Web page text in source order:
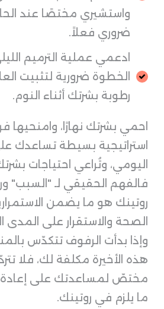
واستشيري مختصًا عند
ضروري فعلاً.
ادعمي عملية الترميم
الخطوة ضرورية لتثبيت
رطوبة بشرتك أثناء النوم.
احمي بشرتك نهارًا، وامنحيها
استراتيجية بسيطة تساعدك على
اليومي، وتُراعي احتياجات
فالفهم الحقيقي لـ "السبب"
روتينك هو ما يضمن
الصحة والاستقرار على المدى
وإذا بدأت الرفوف تتكدّس
هذه الأخيرة مكلفة لك، فلا
مختصّ لمساعدتك على إعادة
ما يلزم في روتينك.